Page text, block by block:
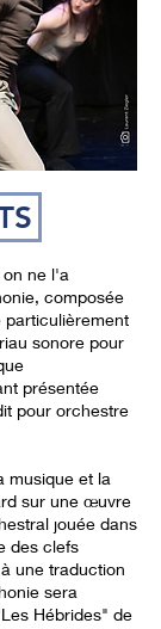
ne l'a
composée
particulièrement
sonore pour
présentée
pour orchestre
musique et la
sur une œuvre
jouée dans
des clefs
une traduction
sera
Hébrides" de